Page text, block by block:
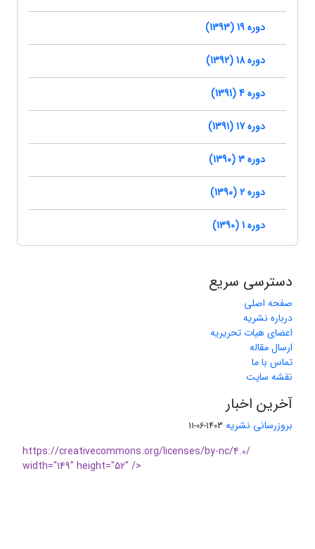
دوره 19 (1393)
دوره 18 (1392)
دوره 4 (1391)
دوره 17 (1391)
دوره 3 (1390)
دوره 2 (1390)
دوره 1 (1390)
دسترسی سریع
صفحه اصلی
درباره نشریه
اعضای هیات تحریریه
ارسال مقاله
تماس با ما
نقشه سایت
آخرین اخبار
بروزرسانی نشریه 1403-06-11
https://creativecommons.org/licenses/by-nc/4.0/
width="149" height="52" />